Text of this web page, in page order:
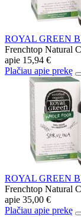
ROYAL GREEN
Frenchtop Natural
apie 15,94 €
Plačiau apie prekę
ROYAL GREEN
Frenchtop Natural
apie 35,00 €
Plačiau apie prekę